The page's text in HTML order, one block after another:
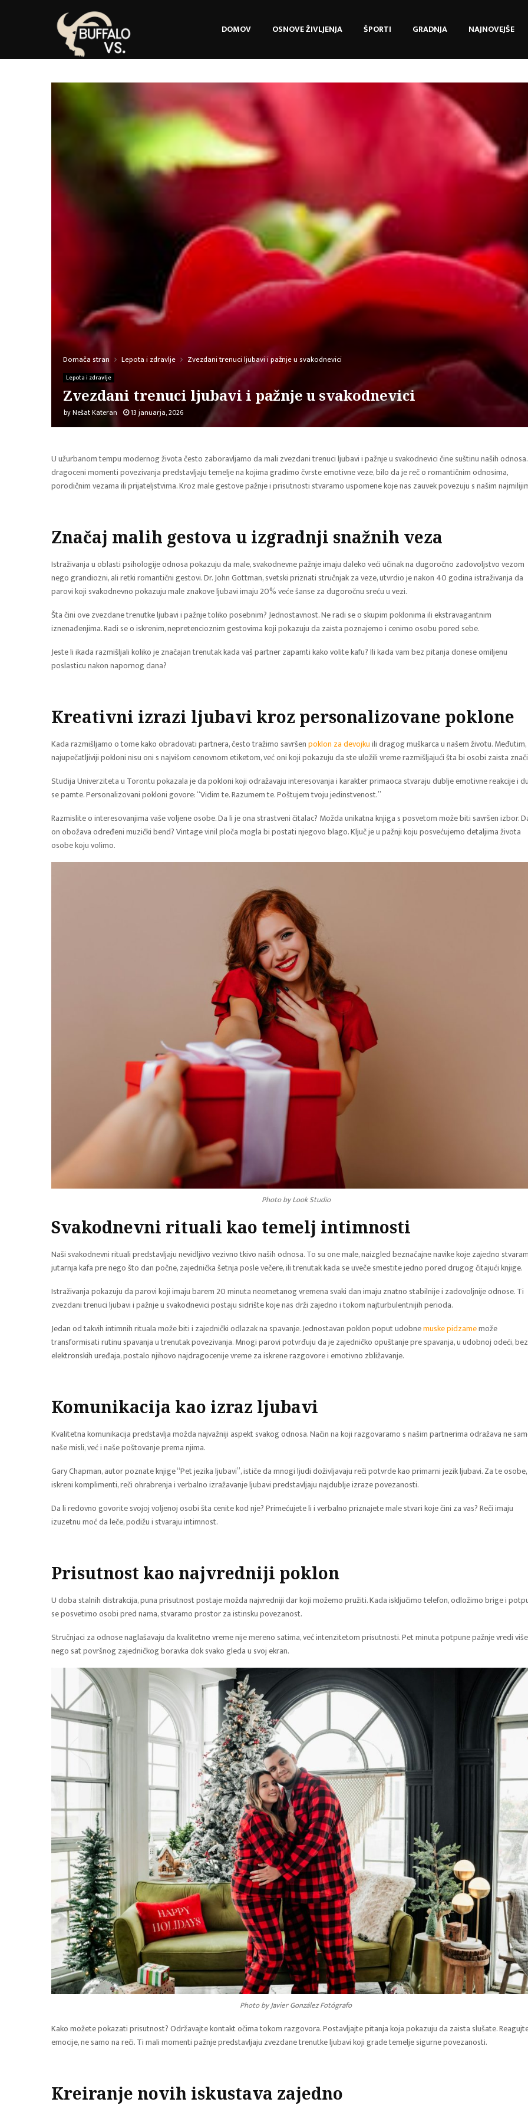
DOMOV OSNOVE ŽIVLJENJA ŠPORTI GRADNJA NAJNOVEJŠE
Domača stran Lepota i zdravlje Zvezdani trenuci ljubavi i pažnje u svakodnevici
Lepota i zdravlje
Zvezdani trenuci ljubavi i pažnje u svakodnevici
byNešat Kateran 13 januarja, 2026
U užurbanom tempu modernog života često zaboravljamo da mali zvezdani trenuci ljubavi i pažnje u svakodnevici čine suštinu naših
dragoceni momenti povezivanja predstavljaju temelje na kojima gradimo čvrste emotivne veze, bilo da je reč o romantičnim odnosima,
porodičnim vezama ili prijateljstvima. Kroz male gestove pažnje i prisutnosti stvaramo uspomene koje nas zauvek povezuju s našim
Značaj malih gestova u izgradnji snažnih veza
Istraživanja u oblasti psihologije odnosa pokazuju da male, svakodnevne pažnje imaju daleko veći učinak na dugoročno zadovoljstvo vezom
nego grandiozni, ali retki romantični gestovi. Dr. John Gottman, svetski priznati stručnjak za veze, utvrdio je nakon 40 godina istraživanja da
parovi koji svakodnevno pokazuju male znakove ljubavi imaju 20% veće šanse za dugoročnu sreću u vezi.
Šta čini ove zvezdane trenutke ljubavi i pažnje toliko posebnim? Jednostavnost. Ne radi se o skupim poklonima ili ekstravagantnim
iznenađenjima. Radi se o iskrenim, nepretencioznim gestovima koji pokazuju da zaista poznajemo i cenimo osobu pored sebe.
Jeste li ikada razmišljali koliko je značajan trenutak kada vaš partner zapamti kako volite kafu? Ili kada vam bez pitanja donese omiljenu
poslasticu nakon napornog dana?
Kreativni izrazi ljubavi kroz personalizovane poklone
Kada razmišljamo o tome kako obradovati partnera, često tražimo savršenpoklon za devojkuili dragog muškarca u našem životu. Međutim,
najupečatljiviji pokloni nisu oni s najvišom cenovnom etiketom, već oni koji pokazuju da ste uložili vreme razmišljajući šta bi osobi zaista
Studija Univerziteta u Torontu pokazala je da pokloni koji odražavaju interesovanja i karakter primaoca stvaraju dublje emotivne reakcije i
se pamte. Personalizovani pokloni govore: “Vidim te. Razumem te. Poštujem tvoju jedinstvenost.”
Razmislite o interesovanjima vaše voljene osobe. Da li je ona strastveni čitalac? Možda unikatna knjiga s posvetom može biti savršen izbor.
on obožava određeni muzički bend? Vintage vinil ploča mogla bi postati njegovo blago. Ključ je u pažnji koju posvećujemo detaljima života
osobe koju volimo.
Photo by Look Studio
Svakodnevni rituali kao temelj intimnosti
Naši svakodnevni rituali predstavljaju nevidljivo vezivno tkivo naših odnosa. To su one male, naizgled beznačajne navike koje zajedno
jutarnja kafa pre nego što dan počne, zajednička šetnja posle večere, ili trenutak kada se uveče smestite jedno pored drugog čitajući knjige.
Istraživanja pokazuju da parovi koji imaju barem 20 minuta neometanog vremena svaki dan imaju znatno stabilnije i zadovoljnije odnose. Ti
zvezdani trenuci ljubavi i pažnje u svakodnevici postaju sidrište koje nas drži zajedno i tokom najturbulentnijih perioda.
Jedan od takvih intimnih rituala može biti i zajednički odlazak na spavanje. Jednostavan poklon poput udobnemuske pidzamemože
transformisati rutinu spavanja u trenutak povezivanja. Mnogi parovi potvrđuju da je zajedničko opuštanje pre spavanja, u udobnoj odeći, bez
elektronskih uređaja, postalo njihovo najdragocenije vreme za iskrene razgovore i emotivno zbližavanje.
Komunikacija kao izraz ljubavi
Kvalitetna komunikacija predstavlja možda najvažniji aspekt svakog odnosa. Način na koji razgovaramo s našim partnerima odražava ne
naše misli, već i naše poštovanje prema njima.
Gary Chapman, autor poznate knjige “Pet jezika ljubavi”, ističe da mnogi ljudi doživljavaju reči potvrde kao primarni jezik ljubavi. Za te osobe,
iskreni komplimenti, reči ohrabrenja i verbalno izražavanje ljubavi predstavljaju najdublje izraze povezanosti.
Da li redovno govorite svojoj voljenoj osobi šta cenite kod nje? Primećujete li i verbalno priznajete male stvari koje čini za vas? Reči imaju
izuzetnu moć da leče, podižu i stvaraju intimnost.
Prisutnost kao najvredniji poklon
U doba stalnih distrakcija, puna prisutnost postaje možda najvredniji dar koji možemo pružiti. Kada isključimo telefon, odložimo brige i
se posvetimo osobi pred nama, stvaramo prostor za istinsku povezanost.
Stručnjaci za odnose naglašavaju da kvalitetno vreme nije mereno satima, već intenzitetom prisutnosti. Pet minuta potpune pažnje vredi više
nego sat površnog zajedničkog boravka dok svako gleda u svoj ekran.
Photo by Javier González Fotógrafo
Kako možete pokazati prisutnost? Održavajte kontakt očima tokom razgovora. Postavljajte pitanja koja pokazuju da zaista slušate.
emocije, ne samo na reči. Ti mali momenti pažnje predstavljaju zvezdane trenutke ljubavi koji grade temelje sigurne povezanosti.
Kreiranje novih iskustava zajedno